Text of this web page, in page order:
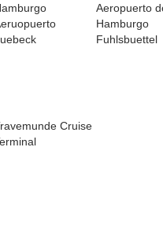
Aeropuerto
Hamburgo
Fuhlsbuettel
Cruise